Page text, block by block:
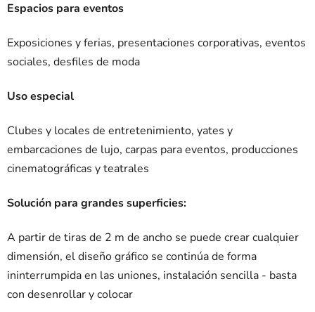
Espacios para eventos
Exposiciones y ferias, presentaciones corporativas, eventos
sociales, desfiles de moda
Uso especial
Clubes y locales de entretenimiento, yates y
embarcaciones de lujo, carpas para eventos, producciones
cinematográficas y teatrales
Solución para grandes superficies:
A partir de tiras de 2 m de ancho se puede crear cualquier
dimensión, el diseño gráfico se continúa de forma
ininterrumpida en las uniones, instalación sencilla - basta
con desenrollar y colocar